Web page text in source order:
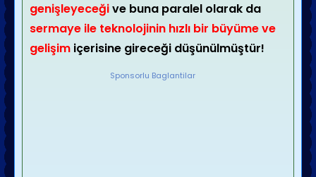
genişleyeceğive buna paralel olarak da
sermaye ile teknolojinin hızlı bir büyüme ve
gelişim içerisine gireceği düşünülmüştür!
Sponsorlu Baglantilar